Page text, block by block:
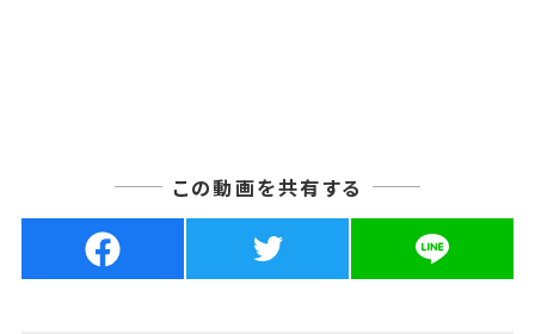
この動画を共有する